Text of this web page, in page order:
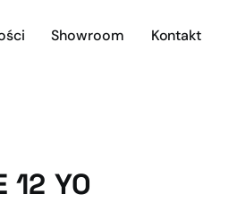
Showroom Kontakt
12 YO